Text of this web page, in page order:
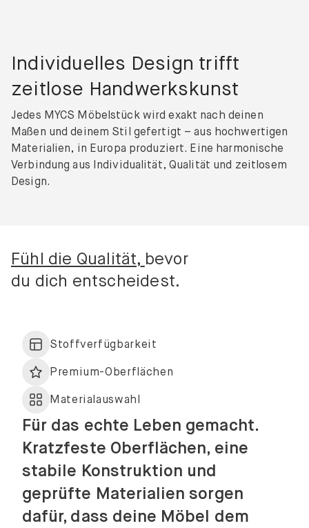
Individuelles Design trifft
zeitlose Handwerkskunst
Jedes MYCS Möbelstück wird exakt nach deinen
Maßen und deinem Stil gefertigt – aus hochwertigen
Materialien, in Europa produziert. Eine harmonische
Verbindung aus Individualität, Qualität und zeitlosem
Design.
Fühl die Qualität, bevor
du dich entscheidest.
Stoffverfügbarkeit
Premium-Oberflächen
Materialauswahl
Für das echte Leben gemacht.
Kratzfeste Oberflächen, eine
stabile Konstruktion und
geprüfte Materialien sorgen
dafür, dass deine Möbel dem